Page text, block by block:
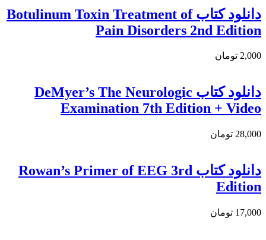
دانلود كتاب Botulinum Toxin Treatment of
Pain Disorders 2nd Edition
2,000 تومان
دانلود کتاب DeMyer’s The Neurologic
Examination 7th Edition + Video
28,000 تومان
دانلود کتاب Rowan’s Primer of EEG 3rd
Edition
17,000 تومان